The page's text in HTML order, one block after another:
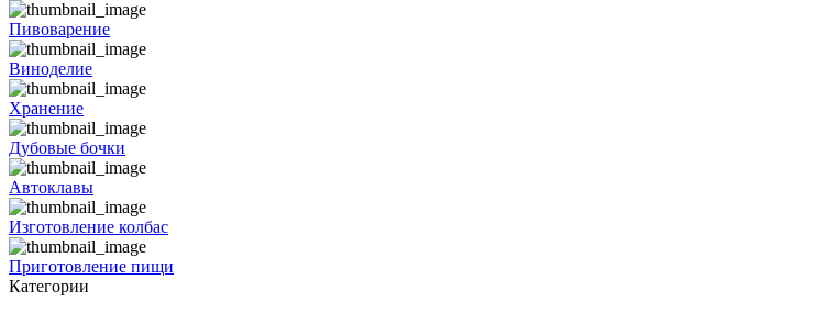
Пивоварение
Виноделие
Хранение
Дубовые бочки
Автоклавы
Изготовление колбас
Приготовление пищи
Категории